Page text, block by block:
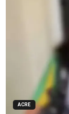
ACRE